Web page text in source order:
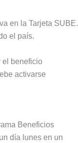
en la Tarjeta SUBE.
el país.
el beneficio
activarse
Beneficios
día lunes en un